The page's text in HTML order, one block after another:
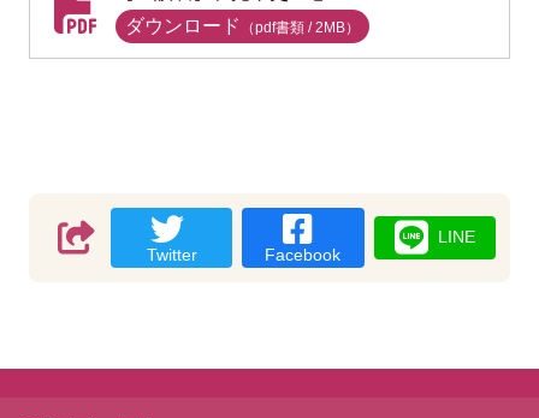
ダウンロード
（pdf書類 /2 MB）
Twitter Facebook
LINE